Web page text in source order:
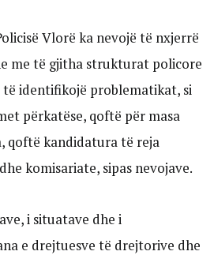
Vlorë ka nevojë të nxjerrë
me të gjitha strukturat policore
të identifikojë problematikat, si
përkatëse, qoftë për masa
qoftë kandidatura të reja
komisariate, sipas nevojave.
i situatave dhe i
e drejtuesve të drejtorive dhe